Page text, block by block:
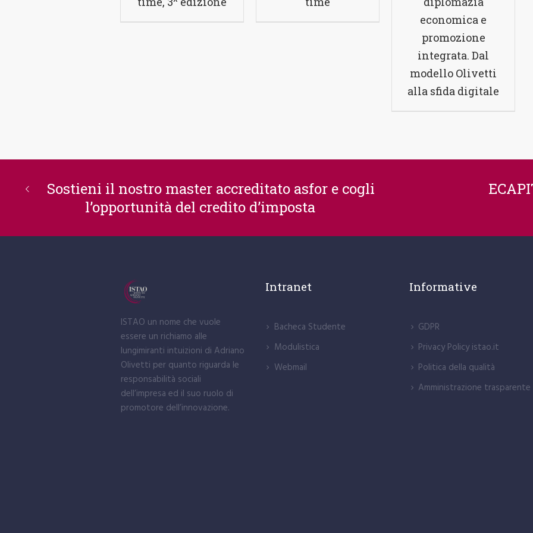
economica e
promozione
integrata. Dal
modello Olivetti
alla sfida digitale
Sostieni il nostro master accreditato asfor e cogli
l’opportunità del credito d’imposta
ISTAO un nome che vuole
essere un richiamo alle
lungimiranti intuizioni di Adriano
Olivetti per quanto riguarda le
responsabilità sociali
dell’impresa ed il suo ruolo di
promotore dell’innovazione.
Intranet
Bacheca Studente
Modulistica
Webmail
Informative
GDPR
Privacy Policy istao.it
Politica della qualità
Amministrazione trasparente